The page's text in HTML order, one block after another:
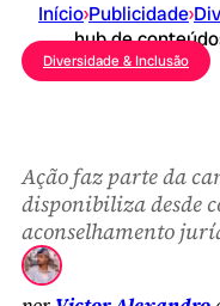
Início›Publicidade›
hub de
Diversidade & Inclusão
Ação faz parte da
disponibiliza desde
aconselhamento